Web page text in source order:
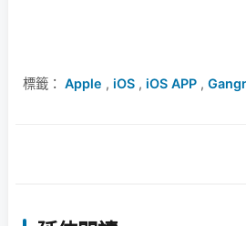
標籤： Apple , iOS , iOS APP ,